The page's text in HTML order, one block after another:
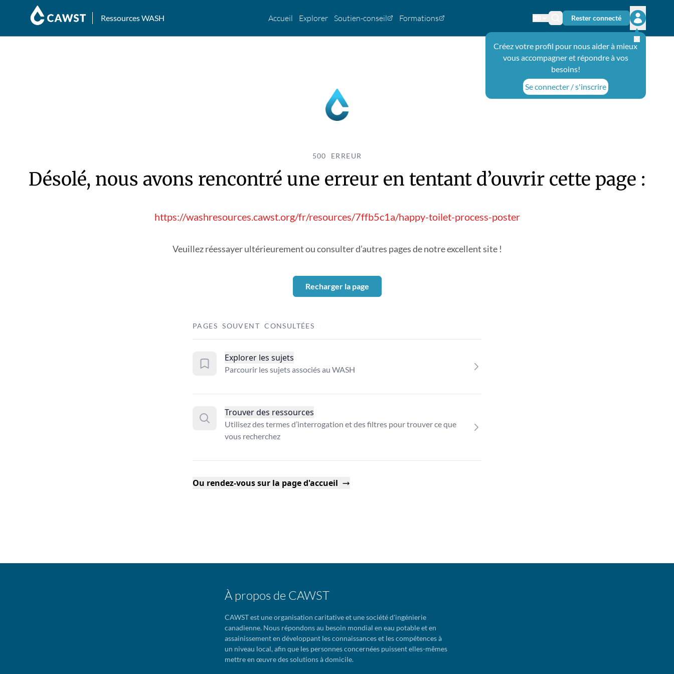
Ressources WASH Accueil Explorer Soutien-conseil Formations Changer de langue
Icône de recherche
Rester connecté
Ouvrir le
Créez votre profil pour nous aider à mieux
vous accompagner et répondre à vos
besoins!
Se connecter / s'inscrire
500 ERREUR
Désolé, nous avons rencontré une erreur en tentant d’ouvrir cette page :
https://washresources.cawst.org/fr/resources/7ffb5c1a/happy-toilet-process-poster
Veuillez réessayer ultérieurement ou consulter d’autres pages de notre excellent site !
Recharger la page
PAGES SOUVENT CONSULTÉES
Explorer les sujets
Parcourir les sujets associés au WASH
Trouver des ressources
Utilisez des termes d’interrogation et des filtres pour trouver ce que
vous recherchez
Ou rendez-vous sur la page d'accueil
À propos de CAWST
CAWST est une organisation caritative et une société d'ingénierie
canadienne. Nous répondons au besoin mondial en eau potable et en
assainissement en développant les connaissances et les compétences à
un niveau local, afin que les personnes concernées puissent elles-mêmes
mettre en œuvre des solutions à domicile.